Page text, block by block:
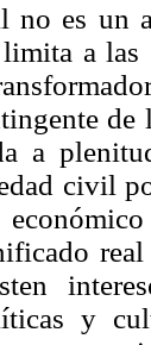
no es un
a las
a
civil
y